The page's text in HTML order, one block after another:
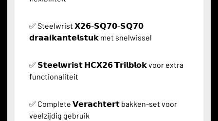
✅ Steelwrist 𝗫𝟮𝟲-𝗦𝗤𝟳𝟬-𝗦𝗤𝟳𝟬
𝗱𝗿𝗮𝗮𝗶𝗸𝗮𝗻𝘁𝗲𝗹𝘀𝘁𝘂𝗸 met snelwissel
✅ 𝗦𝘁𝗲𝗲𝗹𝘄𝗿𝗶𝘀𝘁 𝗛𝗖𝗫𝟮𝟲 𝗧𝗿𝗶𝗹𝗯𝗹𝗼𝗸 voor extra
functionaliteit
✅ Complete 𝗩𝗲𝗿𝗮𝗰𝗵𝘁𝗲𝗿𝘁 bakken-set voor
veelzijdig gebruik